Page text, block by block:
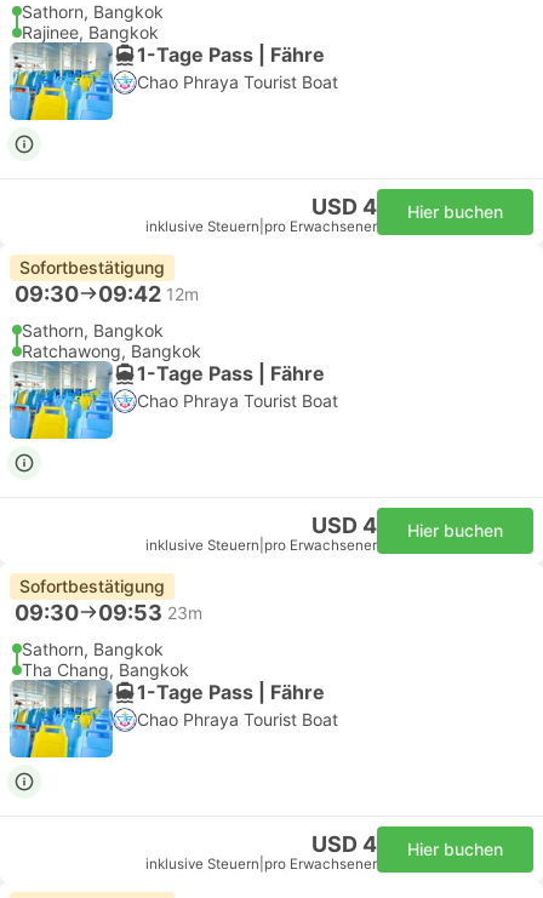
Sathorn, Bangkok
Rajinee, Bangkok
1-Tage Pass | Fähre
Chao Phraya Tourist Boat
USD 4
inklusive Steuern pro Erwachsener
Hier buchen
Sofortbestätigung
09:30 09:42 12m
Sathorn, Bangkok
Ratchawong, Bangkok
1-Tage Pass | Fähre
Chao Phraya Tourist Boat
USD 4
inklusive Steuern pro Erwachsener
Hier buchen
Sofortbestätigung
09:30 09:53 23m
Sathorn, Bangkok
Tha Chang, Bangkok
1-Tage Pass | Fähre
Chao Phraya Tourist Boat
USD 4
inklusive Steuern pro Erwachsener
Hier buchen